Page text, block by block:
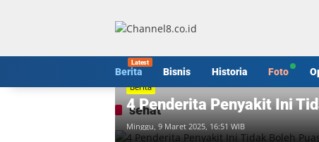
Berita Bisnis Historia Foto
sehat
Berita
4 Penderita Penyakit Ini
Minggu, 9 Maret 2025, 16:51 WIB